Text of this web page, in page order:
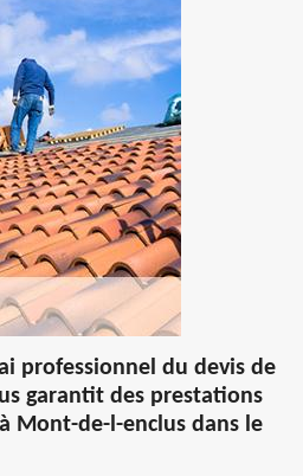
professionnel du devis de
garantit des prestations
Mont-de-l-enclus dans le